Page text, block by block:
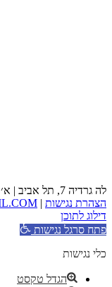
לה גרדיה 7, תל אביב | א׳ - ה׳ 18:00 - 9:00 |
הצהרת נגישות |
דילוג לתוכן
פתח סרגל נגישות
כלי נגישות
הגדל טקסט